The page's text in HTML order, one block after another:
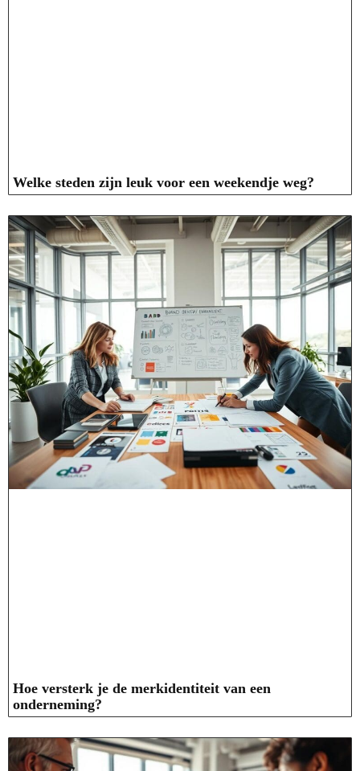
Welke steden zijn leuk voor een weekendje weg?
Hoe versterk je de merkidentiteit van een
onderneming?